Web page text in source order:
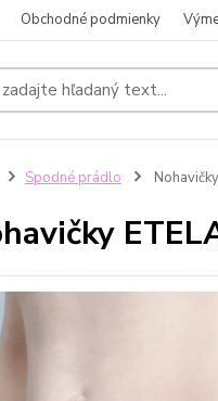
Obchodné podmienky
Spodné prádlo